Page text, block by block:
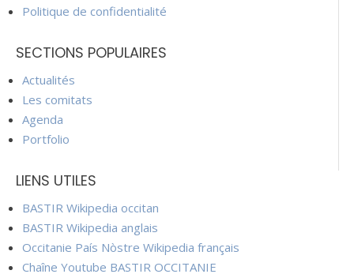
Politique de confidentialité
SECTIONS POPULAIRES
Actualités
Les comitats
Agenda
Portfolio
LIENS UTILES
BASTIR Wikipedia occitan
BASTIR Wikipedia anglais
Occitanie País Nòstre Wikipedia français
Chaîne Youtube BASTIR OCCITANIE